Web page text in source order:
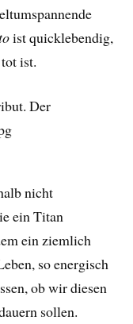
ist quicklebendig,
ist.
nicht
ein Titan
ein ziemlich
so energisch
ob wir diesen
sollen.